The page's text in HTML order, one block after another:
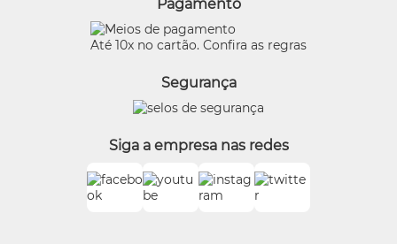
Preferências de Cookies
Termos de Uso
Trocas e Devoluções
Beleza na Web
Boticário Internacional
Pagamento
Até 10x no cartão. Confira as regras
Segurança
Siga a empresa nas redes